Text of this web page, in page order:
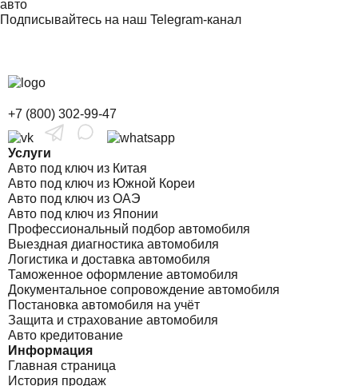
авто
Подписывайтесь на наш Telegram-канал
+7 (800) 302-99-47
Услуги
Авто под ключ из Китая
Авто под ключ из Южной Кореи
Авто под ключ из ОАЭ
Авто под ключ из Японии
Профессиональный подбор автомобиля
Выездная диагностика автомобиля
Логистика и доставка автомобиля
Таможенное оформление автомобиля
Документальное сопровождение автомобиля
Постановка автомобиля на учёт
Защита и страхование автомобиля
Авто кредитование
Информация
Главная страница
История продаж